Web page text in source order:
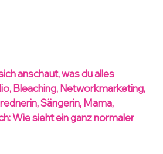
anschaut, was du alles
Bleaching, Networkmarketing,
Sängerin, Mama,
Wie sieht ein ganz normaler